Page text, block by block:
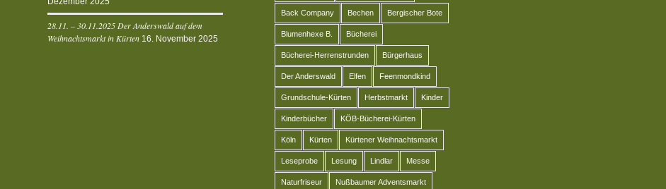
28.11. – 30.11.2025 Der Anderswald auf dem
Weihnachtsmarkt in Kürten 16. November 2025
Back Company Bechen Bergischer Bote
Blumenhexe B. Bücherei
Bücherei-Herrenstrunden Bürgerhaus
Der Anderswald Elfen Feenmondkind
Grundschule-Kürten Herbstmarkt Kinder
Kinderbücher KÖB-Bücherei-Kürten
Köln Kürten Kürtener Weihnachtsmarkt
Leseprobe Lesung Lindlar Messe
Naturfriseur Nußbaumer Adventsmarkt